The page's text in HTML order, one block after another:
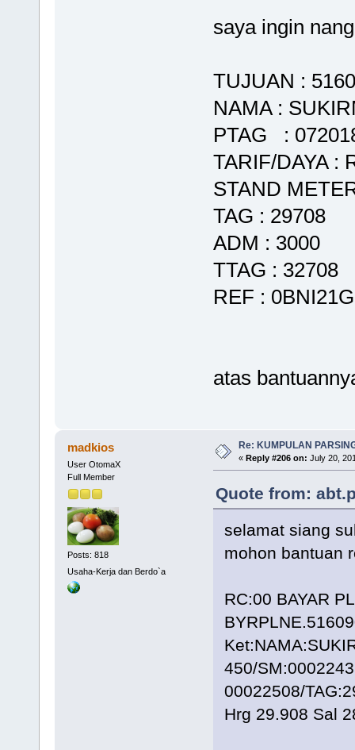
saya ingin
TUJUAN :
NAMA :
PTAG :
TARIF/DAYA :
STAND
TAG : 29708
ADM : 3000
TTAG : 32708
REF :
atas
madkios
User OtomaX
Full Member
Posts: 818
Usaha-Kerja dan Berdo`a
Re: KUMPULAN
« Reply #206 on: July 20,
Quote from:
selamat siang
mohon bantuan
RC:00 BAYAR
450/
00022508/
Hrg 29.908 Sal